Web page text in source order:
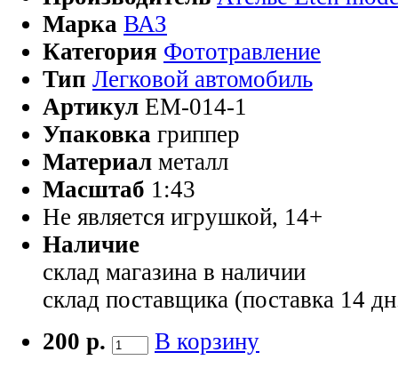
Марка ВАЗ
Категория Фототравление
Тип Легковой автомобиль
Артикул EM-014-1
Упаковка гриппер
Материал металл
Масштаб 1:43
Не является игрушкой, 14+
Наличие
склад магазина в наличии
склад поставщика (поставка 14
200 р.
В корзину